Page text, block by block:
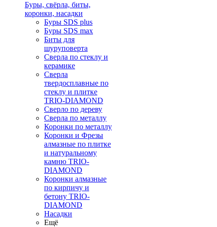
Буры, свёрла, биты,
коронки, насадки
Буры SDS plus
Буры SDS max
Биты для
шуруповерта
Сверла по стеклу и
керамике
Сверла
твердосплавные по
стеклу и плитке
TRIO-DIAMOND
Сверло по дереву
Сверла по металлу
Коронки по металлу
Коронки и Фрезы
алмазные по плитке
и натуральному
камню TRIO-
DIAMOND
Коронки алмазные
по кирпичу и
бетону TRIO-
DIAMOND
Насадки
Ещё